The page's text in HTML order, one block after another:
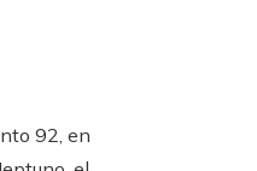
92, en